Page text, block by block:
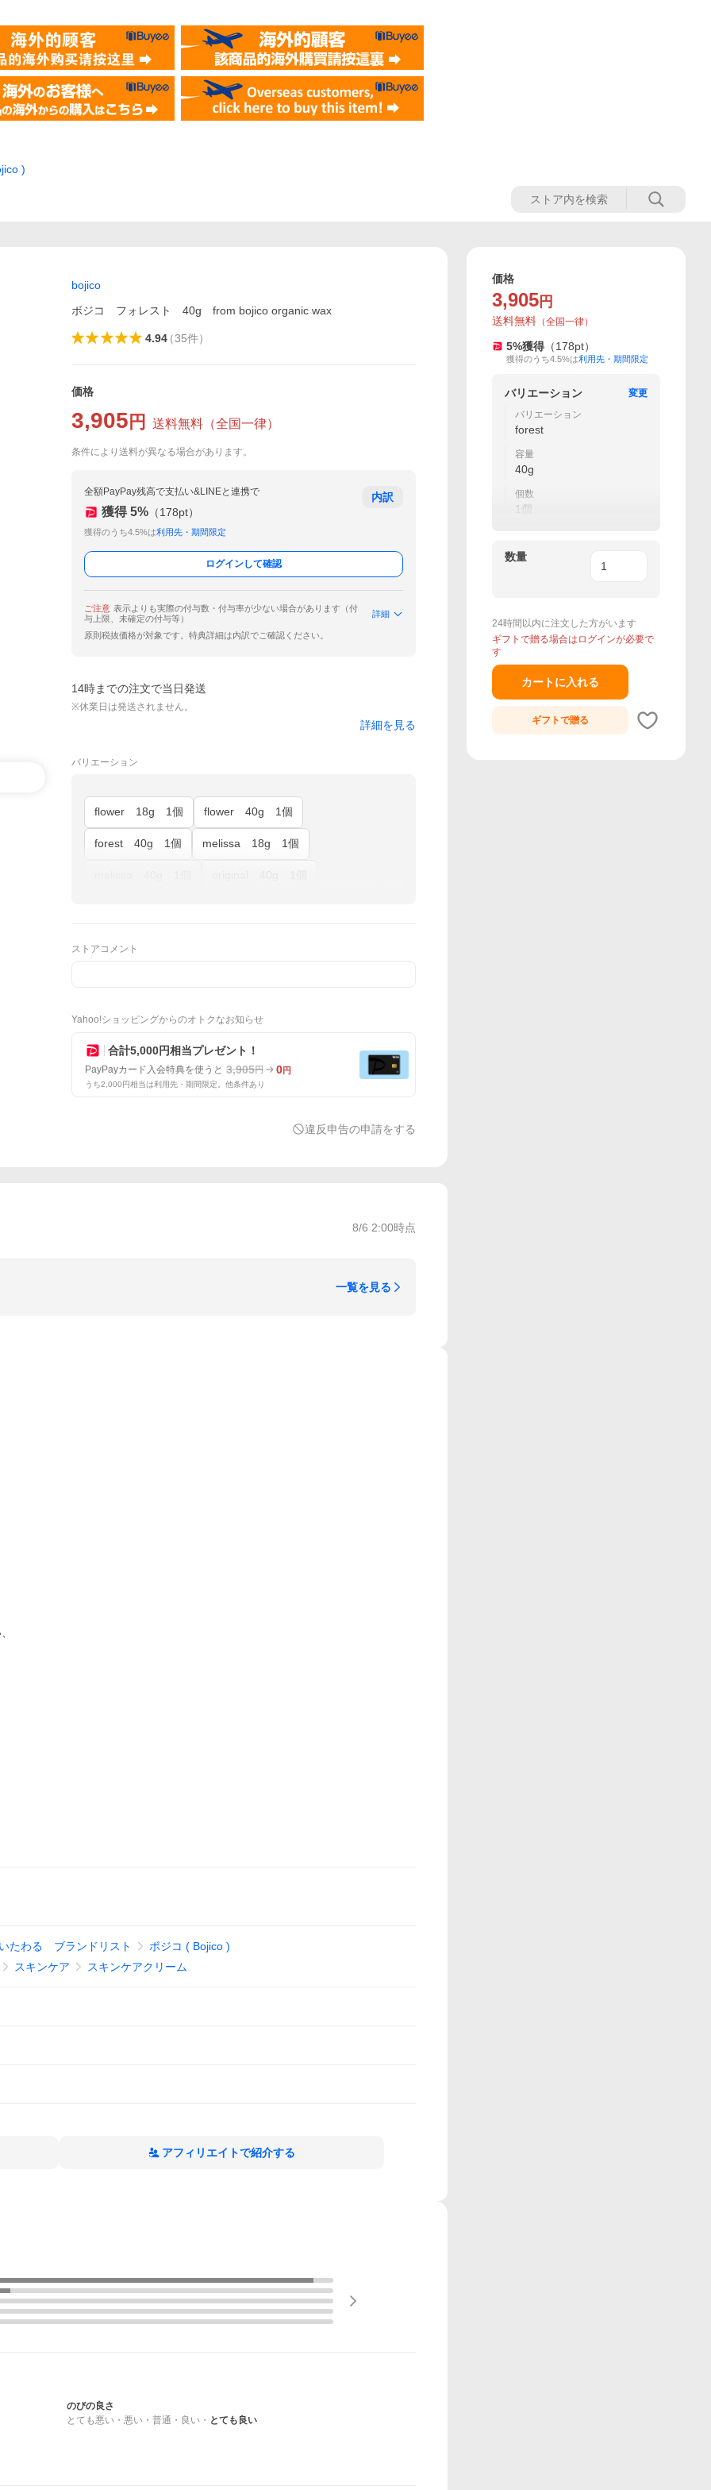
)
bojico
ボジコ フォレスト 40g from bojico organic wax
4.94（35件）
価格
3,905 円 送料無料 （全国一律）
条件により送料が異なる場合があります。
全額PayPay残高で支払い&LINEと連携で
獲得 5% （178pt）
獲得のうち4.5%は利用先・期間限定
内訳
ログインして確認
ご注意 表示よりも実際の付与数・付与率が少ない場合があります（付
与上限、未確定の付与等）
詳細
原則税抜価格が対象です。特典詳細は内訳でご確認ください。
14時までの注文で当日発送
※休業日は発送されません。
詳細を見る
バリエーション
flower 18g 1個 flower 40g 1個
forest 40g 1個 melissa 18g 1個
ストアコメント
Yahoo!ショッピングからのオトクなお知らせ
合計5,000円相当プレゼント！
PayPayカード入会特典を使うと 3,905円 0円
うち2,000円相当は利用先・期間限定。他条件あり
違反申告の申請をする
8/6 2:00時点
一覧を見る
たわる ブランドリスト
ボジコ ( Bojico )
スキンケア スキンケアクリーム
アフィリエイトで紹介する
のびの良さ
とても悪い ・ 悪い ・ 普通 ・ 良い ・ とても良い
価格
3,905 円
送料無料 （全国一律）
5%獲得 （178pt）
獲得のうち4.5%は利用先・期間限定
バリエーション
変更
バリエーション
forest
容量
40g
個数
1個
数量
24時間以内に注文した方がいます
ギフトで贈る場合はログインが必要で
す
カートに入れる
ギフトで贈る